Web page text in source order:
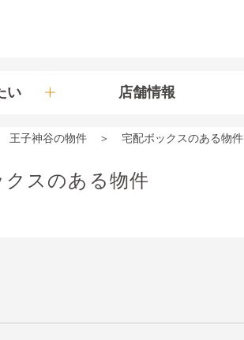
い 店舗情報
王子神谷の物件 宅配ボックスのある物件
クスのある物件